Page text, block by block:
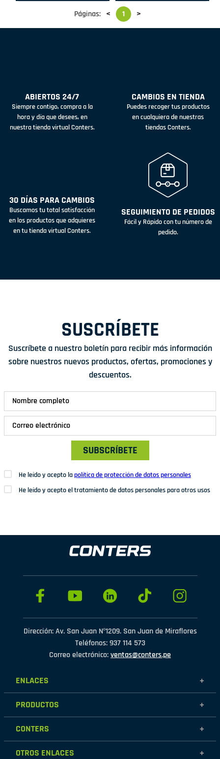
Páginas: < 1 >
ABIERTOS 24/7
Siempre contigo, compra a la
hora y día que desees, en
nuestra tienda virtual Conters.
CAMBIOS EN TIENDA
Puedes recoger tus productos
en cualquiera de nuestras
tiendas Conters.
30 DÍAS PARA CAMBIOS
Buscamos tu total satisfacción
en los productos que adquieres
en tu tienda virtual Conters.
SEGUIMIENTO DE PEDIDOS
Fácil y Rápido con tu número de
pedido.
SUSCRÍBETE
Suscríbete a nuestro boletín para recibir más información
sobre nuestros nuevos productos, ofertas, promociones y
descuentos.
SUBSCRÍBETE
He leído y acepto lapolítica de protección de datos personales
He leído y acepto el tratamiento de datos personales para otros usos
Dirección: Av. San Juan Nº1209. San Juan de Miraflores
Teléfonos: 937 114 573
Correo electrónico:ventas@conters.pe
ENLACES +
Mujer
Hombre
PRODUCTOS +
Calzados
Zapatillas
CONTERS +
Nosotros
Contáctanos
OTROS ENLACES +